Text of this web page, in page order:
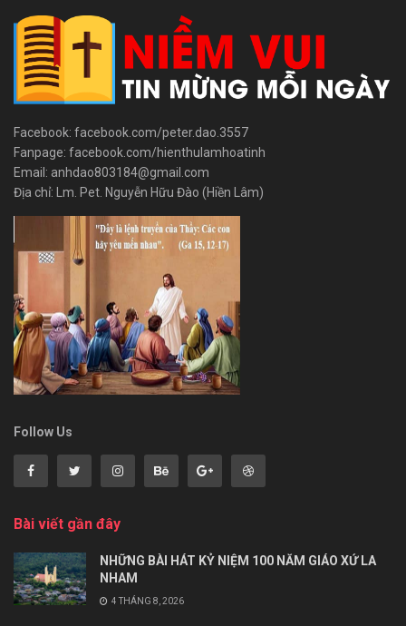
Facebook: facebook.com/peter.dao.3557
Fanpage: facebook.com/hienthulamhoatinh
Email: anhdao803184@gmail.com
Địa chỉ: Lm. Pet. Nguyễn Hữu Đào (Hiền Lâm)
Follow Us
Bài viết gần đây
NHỮNG BÀI HÁT KỶ NIỆM 100 NĂM GIÁO XỨ LA
NHAM
4 THÁNG 8, 2026